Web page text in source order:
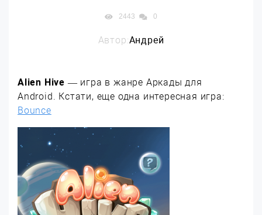
2443 0
Автор:Андрей
Alien Hive — игра в жанре Аркады для
Android. Кстати, еще одна интересная игра:
Bounce